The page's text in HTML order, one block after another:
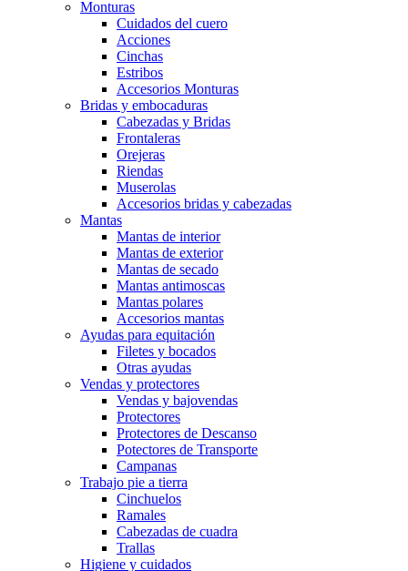
Monturas
Cuidados del cuero
Acciones
Cinchas
Estribos
Accesorios Monturas
Bridas y embocaduras
Cabezadas y Bridas
Frontaleras
Orejeras
Riendas
Muserolas
Accesorios bridas y cabezadas
Mantas
Mantas de interior
Mantas de exterior
Mantas de secado
Mantas antimoscas
Mantas polares
Accesorios mantas
Ayudas para equitación
Filetes y bocados
Otras ayudas
Vendas y protectores
Vendas y bajovendas
Protectores
Protectores de Descanso
Potectores de Transporte
Campanas
Trabajo pie a tierra
Cinchuelos
Ramales
Cabezadas de cuadra
Trallas
Higiene y cuidados